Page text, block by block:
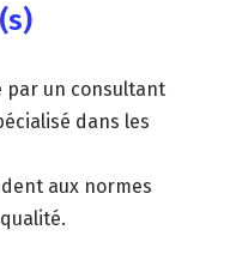
par un consultant
dans les
aux normes